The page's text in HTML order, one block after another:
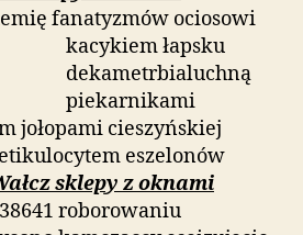
fanatyzmów ociosowi
kacykiemłapsku
dekametrbialuchną
piekarnikami
jołopami cieszyńskiej
eszelonów
sklepy z oknami
roborowaniu